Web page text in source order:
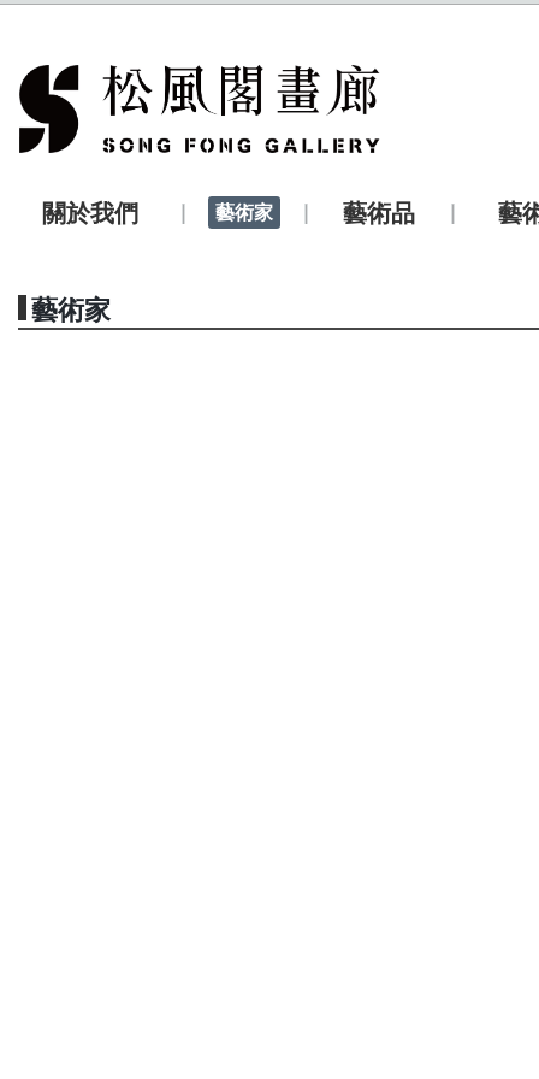
關於我們 藝術家 藝術品 藝
藝術家